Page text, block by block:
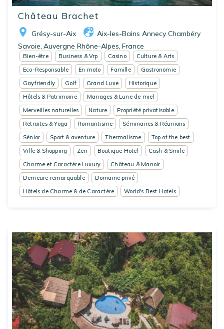
Château Brachet
Grésy-sur-Aix
Aix-les-Bains Annecy Chambéry
Savoie Auvergne Rhône-Alpes France
Bien-être Business & Vrp Casino
Culture & Arts
Eco-Responsable
En moto Famille
Gastronomie
Gayfriendly
Golf Grand Luxe
Historique
Hôtels & Patrimoine
Mariages & Lune de miel
Merveilles naturelles
Nature
Propriété privatisable
Retraites & Yoga
Romantisme
Séminaires & Réunions
Sénior
Sport & aventure Thermalisme
Top of the best
Ville & Shopping
Zen Boutique Hotel
Cash & Smile
Charme et Caractère Luxury
Château & Manoir
Demeure remarquable
Domaine privé
Hôtels de Charme & de Caractère
World's Best Hotels